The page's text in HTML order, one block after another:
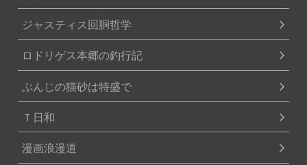
ジャスティス回胴哲学
ロドリゲス本郷の釣行記
ぶんじの猫砂は特盛で
Ｔ日和
漫画浪漫道